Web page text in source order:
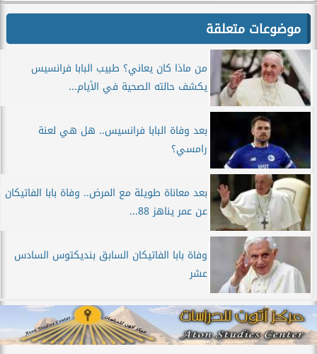
موضوعات متعلقة
من ماذا كان يعاني؟ طبيب البابا فرانسيس
يكشف حالته الصحية في الأيام...
بعد وفاة البابا فرانسيس.. هل هي لعنة
رامسي؟
بعد معاناة طويلة مع المرض.. وفاة بابا الفاتيكان
عن عمر يناهز 88...
وفاة بابا الفاتيكان السابق بنديكتوس السادس
عشر